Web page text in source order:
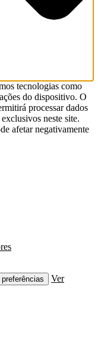
tecnologias como
do dispositivo. O
processar dados
neste site.
afetar negativamente
Ver